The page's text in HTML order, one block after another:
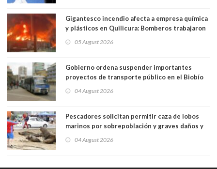
Gigantesco incendio afecta a empresa química
y plásticos en Quilicura: Bomberos trabajaron
05 August 2026
Gobierno ordena suspender importantes
proyectos de transporte público en el Biobío
04 August 2026
Pescadores solicitan permitir caza de lobos
marinos por sobrepoblación y graves daños y
04 August 2026